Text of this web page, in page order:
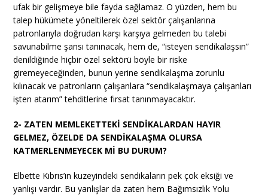
ufak bir gelişmeye bile fayda sağlamaz. O yüzden, hem bu
talep hükümete yöneltilerek özel sektör çalışanlarına
patronlarıyla doğrudan karşı karşıya gelmeden bu talebi
savunabilme şansı tanınacak, hem de, “isteyen sendikalaşsın”
denildiğinde hiçbir özel sektörü böyle bir riske
giremeyeceğinden, bunun yerine sendikalaşma zorunlu
kılınacak ve patronların çalışanlara “sendikalaşmaya çalışanları
işten atarım” tehditlerine fırsat tanınmayacaktır.
2- ZATEN MEMLEKETTEKİ SENDİKALARDAN HAYIR
GELMEZ, ÖZELDE DA SENDİKALAŞMA OLURSA
KATMERLENMEYECEK Mİ BU DURUM?
Elbette Kıbrıs’ın kuzeyindeki sendikaların pek çok eksiği ve
yanlışı vardır. Bu yanlışlar da zaten hem Bağımsızlık Yolu